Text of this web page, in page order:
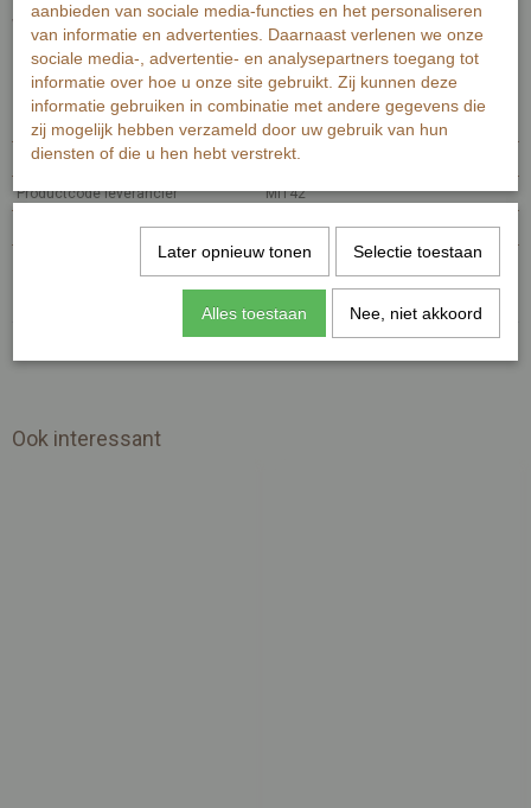
Wenskaart bevat aan de voorzijde de tekst 'sterkte'.
Specificaties
Productcode MI142-472
EAN code 7448119998925
Productcode leverancier MI142
15 x 10 x 0 cm
Ook interessant
aanbieden van sociale media-functies en het personaliseren
van informatie en advertenties. Daarnaast verlenen we onze
sociale media-, advertentie- en analysepartners toegang tot
informatie over hoe u onze site gebruikt. Zij kunnen deze
informatie gebruiken in combinatie met andere gegevens die
zij mogelijk hebben verzameld door uw gebruik van hun
diensten of die u hen hebt verstrekt.
Later opnieuw tonen Selectie toestaan
Alles toestaan Nee, niet akkoord